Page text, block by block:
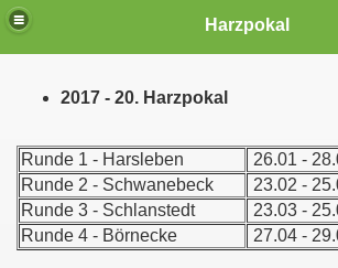
Das Harzpokalschießen
Harzpokal
2017 - 20. Harzpokal
Runde 1 - Harsleben
26.01 -
Runde 2 - Schwanebeck
23.02 -
Runde 3 - Schlanstedt
23.03 -
Runde 4 - Börnecke
27.04 -